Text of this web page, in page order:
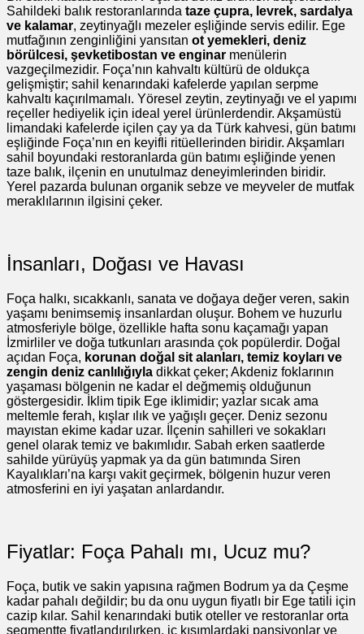
Sahildeki balık restoranlarında taze çupra, levrek, sardalya
ve kalamar, zeytinyağlı mezeler eşliğinde servis edilir. Ege
mutfağının zenginliğini yansıtan ot yemekleri, deniz
börülcesi, şevketibostan ve enginar menülerin
vazgeçilmezidir. Foça’nın kahvaltı kültürü de oldukça
gelişmiştir; sahil kenarındaki kafelerde yapılan serpme
kahvaltı kaçırılmamalı. Yöresel zeytin, zeytinyağı ve el yapımı
reçeller hediyelik için ideal yerel ürünlerdendir. Akşamüstü
limandaki kafelerde içilen çay ya da Türk kahvesi, gün batımı
eşliğinde Foça’nın en keyifli ritüellerinden biridir. Akşamları
sahil boyundaki restoranlarda gün batımı eşliğinde yenen
taze balık, ilçenin en unutulmaz deneyimlerinden biridir.
Yerel pazarda bulunan organik sebze ve meyveler de mutfak
meraklılarının ilgisini çeker.
İnsanları, Doğası ve Havası
Foça halkı, sıcakkanlı, sanata ve doğaya değer veren, sakin
yaşamı benimsemiş insanlardan oluşur. Bohem ve huzurlu
atmosferiyle bölge, özellikle hafta sonu kaçamağı yapan
İzmirliler ve doğa tutkunları arasında çok popülerdir. Doğal
açıdan Foça, korunan doğal sit alanları, temiz koyları ve
zengin deniz canlılığıyla dikkat çeker; Akdeniz foklarının
yaşaması bölgenin ne kadar el değmemiş olduğunun
göstergesidir. İklim tipik Ege iklimidir; yazlar sıcak ama
meltemle ferah, kışlar ılık ve yağışlı geçer. Deniz sezonu
mayıstan ekime kadar uzar. İlçenin sahilleri ve sokakları
genel olarak temiz ve bakımlıdır. Sabah erken saatlerde
sahilde yürüyüş yapmak ya da gün batımında Siren
Kayalıkları’na karşı vakit geçirmek, bölgenin huzur veren
atmosferini en iyi yaşatan anlardandır.
Fiyatlar: Foça Pahalı mı, Ucuz mu?
Foça, butik ve sakin yapısına rağmen Bodrum ya da Çeşme
kadar pahalı değildir; bu da onu uygun fiyatlı bir Ege tatili için
cazip kılar. Sahil kenarındaki butik oteller ve restoranlar orta
segmentte fiyatlandırılırken, iç kısımlardaki pansiyonlar ve